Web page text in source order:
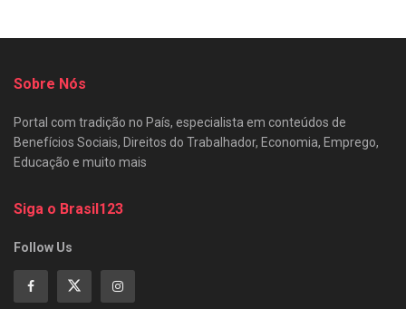
Sobre Nós
Portal com tradição no País, especialista em conteúdos de
Benefícios Sociais, Direitos do Trabalhador, Economia, Emprego,
Educação e muito mais
Siga o Brasil123
Follow Us